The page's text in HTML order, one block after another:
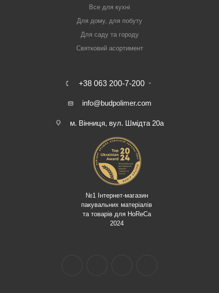
Все для кухні
Для дому, для побуту
Для саду та городу
Святковий асортимент
+38 063 200-7-200
info@budpolimer.com
м. Вінниця, вул. Шмідта 20а
№1 Інтернет-магазин
пакувальних матеріалів
та товарів для HoReCa
2024